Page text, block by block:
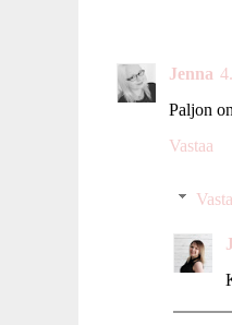
Jenna
Paljon
Vastaa